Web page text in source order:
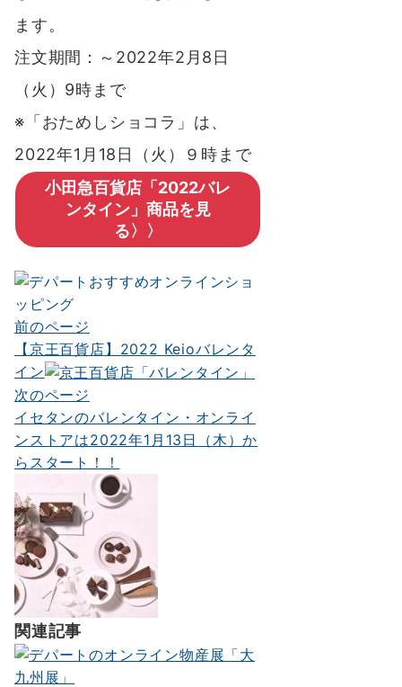
ます。
注文期間：～2022年2月8日
（火）9時まで
※「おためしショコラ」は、
2022年1月18日（火）９時まで
小田急百貨店「2022バレ
ンタイン」商品を見
る〉〉
投
稿
ナ
ビ
ゲ
シ
ョ
ン
前のページ
【京王百貨店】2022 Keioバレンタ
イン
次のページ
イセタンのバレンタイン・オンライ
ンストアは2022年1月13日（木）か
らスタート！！
関連記事